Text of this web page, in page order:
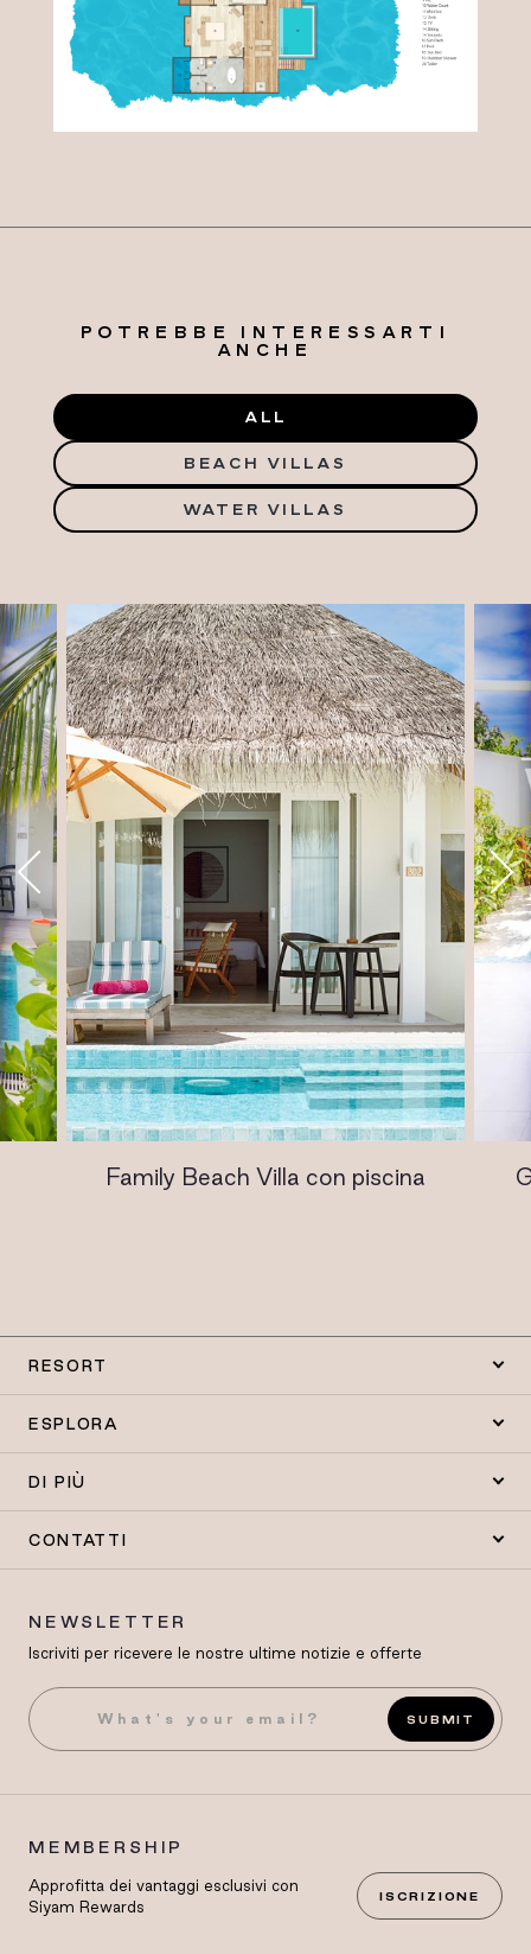
POTREBBE INTERESSARTI
ANCHE
ALL
BEACH VILLAS
WATER VILLAS
Family Beach Villa con piscina
RESORT
ESPLORA
DI PIÙ
CONTATTI
NEWSLETTER
Iscriviti per ricevere le nostre ultime notizie e offerte
SUBMIT
MEMBERSHIP
Approfitta dei vantaggi esclusivi con
Siyam Rewards
ISCRIZIONE